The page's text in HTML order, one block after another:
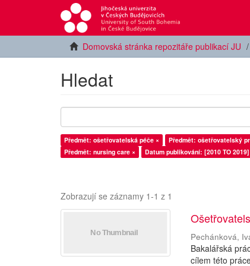
Domovská stránka repozitáře publikací JU
Hledat
Předmět: ošetřovatelská péče × Předmět: ošetřovatelský
Předmět: nursing care ×
Datum publikování: [2010 TO 2019]
Zobrazují se záznamy 1-1 z 1
Pechánková,
Bakalářská
cílem této